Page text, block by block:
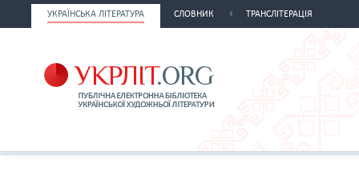
УКРАЇНСЬКА ЛІТЕРАТУРА СЛОВНИК ТРАНСЛІТЕРАЦІЯ